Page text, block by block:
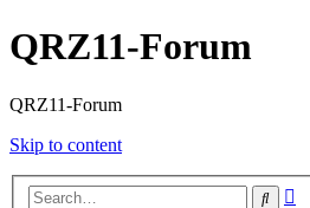
QRZ11-Forum
QRZ11-Forum
Skip to content
Search